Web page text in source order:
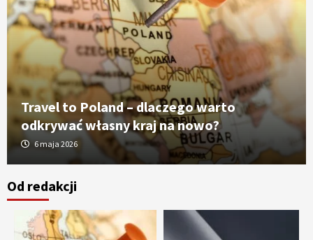
Travel to Poland – dlaczego warto
odkrywać własny kraj na nowo?
6 maja 2026
Od redakcji
3
nowoczesne technologie precyzyjnej
obróbki materiałów